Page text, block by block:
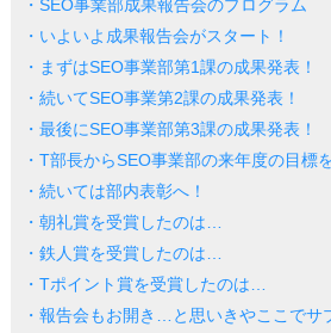
・SEO事業部成果報告会のプログラム
・いよいよ成果報告会がスタート！
・まずはSEO事業部第1課の成果発表！
・続いてSEO事業第2課の成果発表！
・最後にSEO事業部第3課の成果発表！
・T部長からSEO事業部の来年度の目標
・続いては部内表彰へ！
・朝礼賞を受賞したのは…
・鉄人賞を受賞したのは…
・Tポイント賞を受賞したのは…
・報告会もお開き…と思いきやここでサ